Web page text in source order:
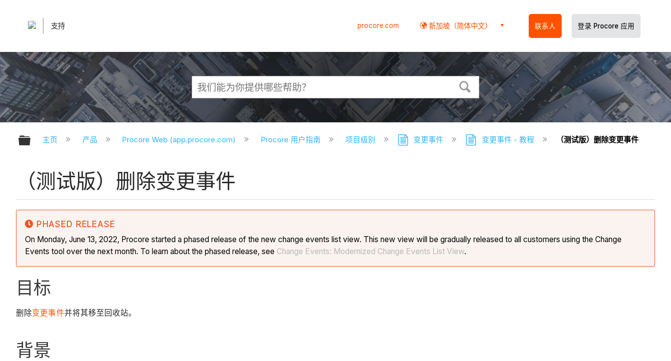
支持 procore.com 新加坡（简体中文） 联系人 登录 Procore 应用
扩展/隐缩全局层次
主页 产品 Procore Web (app.procore.com) Procore 用户指南 项目级别 变更事件 变更事件 - 教程 （测试版）删除变更事件
（测试版）删除变更事件
PHASED RELEASE
On Monday, June 13, 2022, Procore started a phased release of the new change events list view. This new view will be gradually released to all customers using the Change
Events tool over the next month. To learn about the phased release, see Change Events: Modernized Change Events List View.
目标
删除变更事件并将其移至回收站。
背景